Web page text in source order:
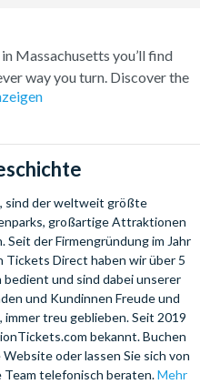
Massachusetts you’ll find
way you turn. Discover the
Revolution as you walk
in the United States with an
sightseeing cruise. Watch
the mouth-watering
for. Try fresh lobster,
a thick creamy chowder.
close to its heart, and is
big name teams like the
college teams; basketball,
huge following. Sample the
own pace with a Boston
sind der weltweit größte
großartige Attraktionen
der Firmengründung im Jahr
Direct haben wir über 5
und sind dabei unserer
und Kundinnen Freude und
treu geblieben. Seit 2019
bekannt. Buchen
oder lassen Sie sich von
Team telefonisch beraten.Mehr